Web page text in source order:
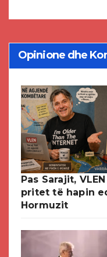
Opinione dhe
Pas Sarajit,
pritet të hapin
Hormuzit